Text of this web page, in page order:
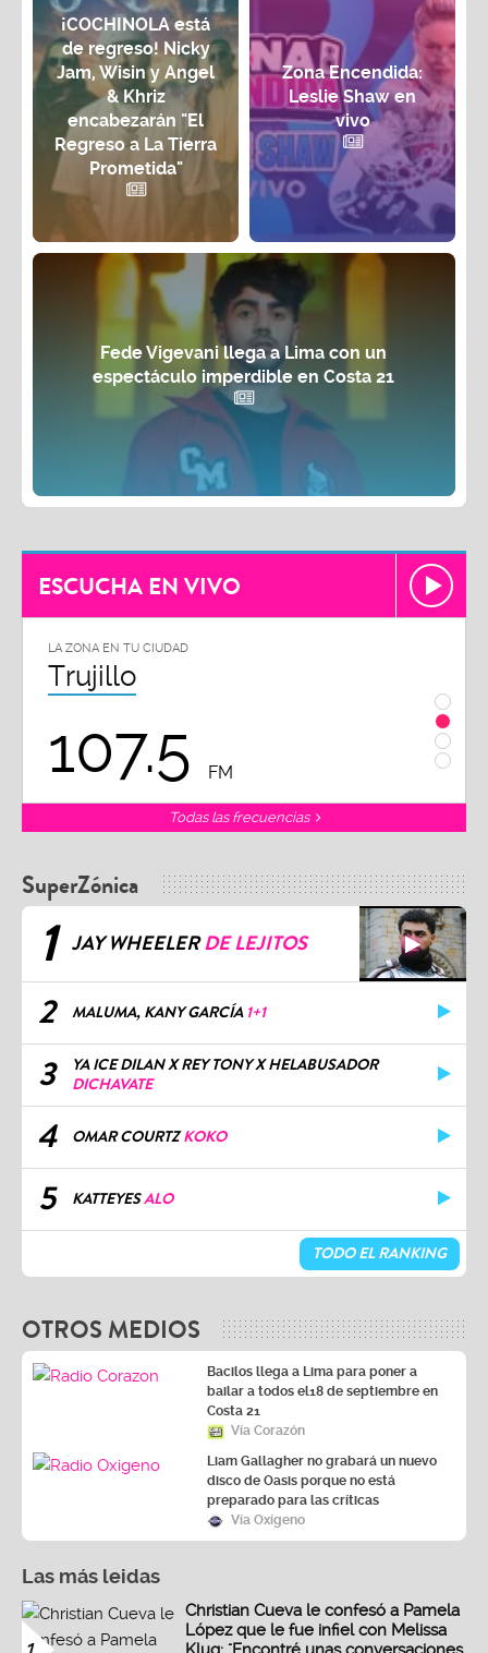
¡COCHINOLA está
de regreso! Nicky
Jam, Wisin y Angel
& Khriz
encabezarán "El
Regreso a La Tierra
Prometida"
Zona Encendida:
Leslie Shaw en
vivo
Fede Vigevani llega a Lima con un
espectáculo imperdible en Costa 21
ESCUCHA EN VIVO
LA ZONA EN TU CIUDAD
Trujillo
107.5 FM
Todas las frecuencias
SuperZónica
1 JAY WHEELERDE LEJITOS
2 MALUMA, KANY GARCÍA 1+1
3
YA ICE DILAN X REY TONY X HELABUSADOR
DICHAVATE
4 OMAR COURTZKOKO
5 KATTEYESALO
TODO EL RANKING
OTROS MEDIOS
Bacilos llega a Lima para poner a
bailar a todos el18 de septiembre en
Costa 21
Vía Corazón
Liam Gallagher no grabará un nuevo
disco de Oasis porque no está
preparado para las críticas
Vía Oxígeno
Las más leidas
Christian Cueva le confesó a Pamela
López que le fue infiel con Melissa